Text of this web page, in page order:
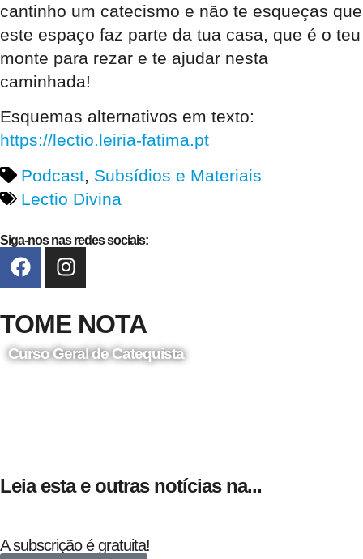
cantinho um catecismo e não te esqueças que
este espaço faz parte da tua casa, que é o teu
monte para rezar e te ajudar nesta
caminhada!
Esquemas alternativos em texto:
https://lectio.leiria-fatima.pt
Podcast, Subsídios e Materiais
Lectio Divina
Siga-nos nas redes sociais:
TOME NOTA
Curso Geral de Catequista
Leia esta e outras notícias na...
A subscrição é gratuita!